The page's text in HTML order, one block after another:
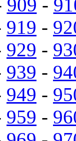
909 -
919 -
929 -
939 -
949 -
959 -